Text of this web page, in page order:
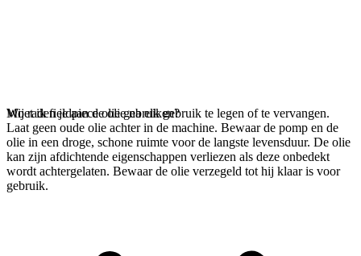
Wij raden je aan de olie na elk gebruik te legen of te vervangen.
Laat geen oude olie achter in de machine. Bewaar de pomp en de
olie in een droge, schone ruimte voor de langste levensduur. De olie
kan zijn afdichtende eigenschappen verliezen als deze onbedekt
wordt achtergelaten. Bewaar de olie verzegeld tot hij klaar is voor
gebruik.
Moet ik fieldpiece olie gebruiken?